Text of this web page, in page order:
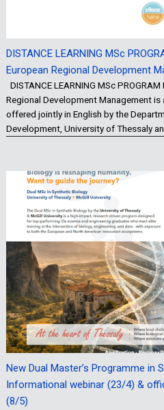
DISTANCE LEARNING MSc
European Regional Development
DISTANCE LEARNING MSc
Regional Development Management
offered jointly in English by the
Development, University of Thessaly
New Dual Master’s Programme in
Informational webinar (23/4) &
(8/5)